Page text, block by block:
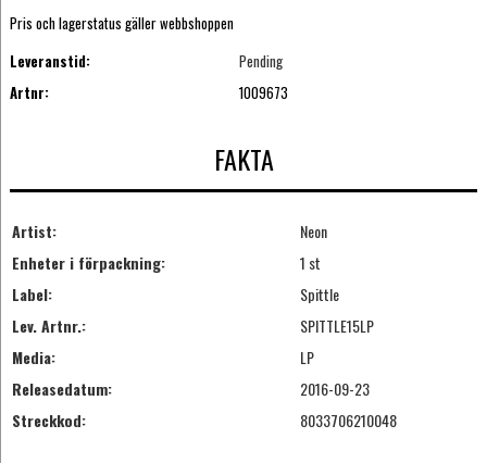
Pris och lagerstatus gäller webbshoppen
Leveranstid:
Pending
Artnr:
1009673
FAKTA
Artist:
Neon
Enheter i förpackning:
1 st
Label:
Spittle
Lev. Artnr.:
SPITTLE15LP
Media:
LP
Releasedatum:
2016-09-23
Streckkod:
8033706210048